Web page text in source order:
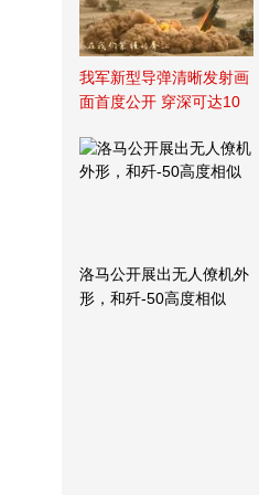
我军新型导弹清晰发射画
面首度公开 穿深可达10
洛马公开展出无人僚机外
形，和歼-50高度相似